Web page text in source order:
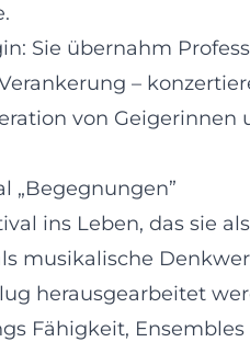
Sie übernahm
–
von Geigerinnen
„Begegnungen”
ins Leben, das sie
musikalische
herausgearbeitet
Fähigkeit,